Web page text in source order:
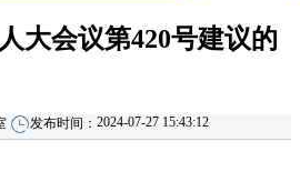
大会议第420号建议的
发布时间： 2024-07-27 15:43:12